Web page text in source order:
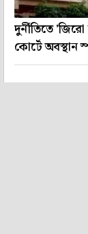
দুর্নীতিতে
কোর্টে